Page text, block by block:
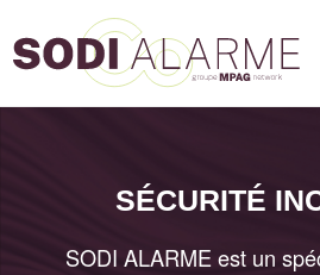
SÉCURITÉ
SODI ALARME est un